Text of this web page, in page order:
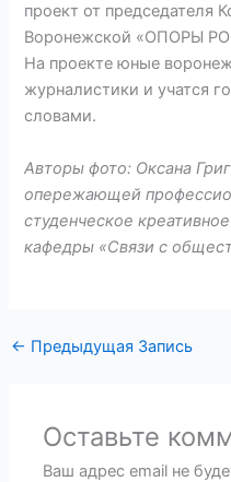
проект от председателя
Воронежской «ОПОРЫ
На проекте юные
журналистики и учатся
словами.
Авторы фото: Оксана
опережающей
студенческое
кафедры «Связи с
← Предыдущая Запись
Оставьте
Ваш адрес email не